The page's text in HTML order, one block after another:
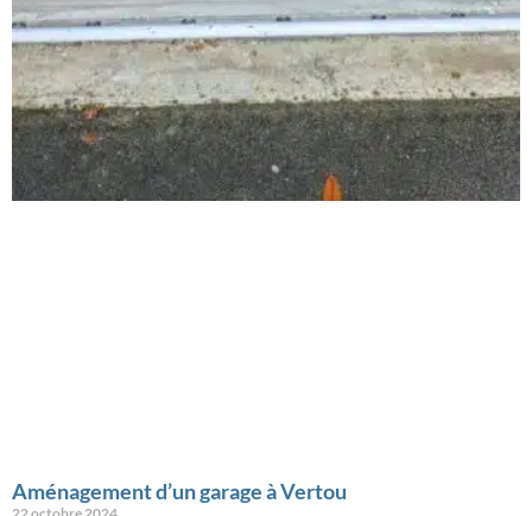
Aménagement d’un garage à Vertou